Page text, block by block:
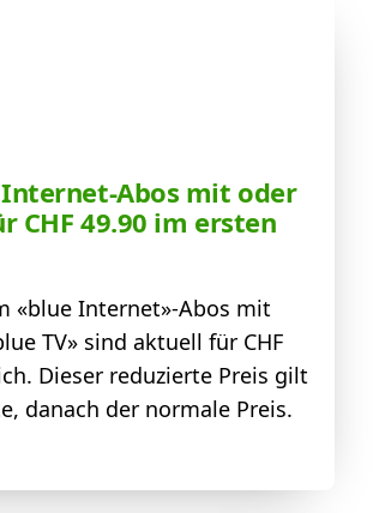
Internet-Abos mit oder
CHF 49.90 im ersten
«blue Internet»-Abos mit
TV» sind aktuell für CHF
Dieser reduzierte Preis gilt
danach der normale Preis.